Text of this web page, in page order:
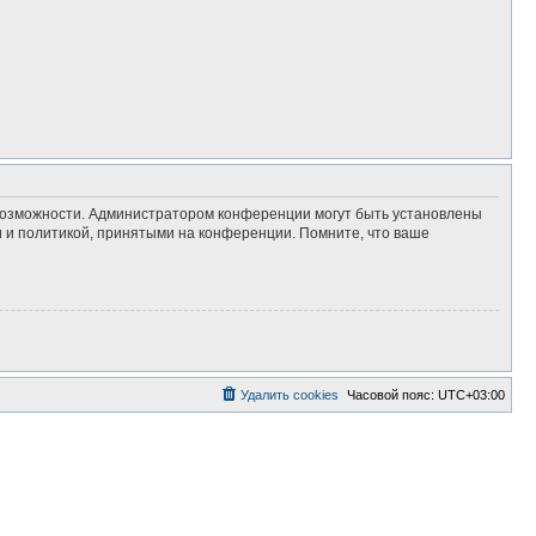
Администратором конференции могут быть установлены
и политикой, принятыми на конференции. Помните, что ваше
Часовой пояс: UTC+03:00
Удалить cookies